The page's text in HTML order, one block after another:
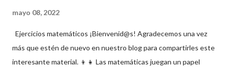
mayo 08, 2022
Ejercicios matemáticos ¡Bienvenid@s! Agradecemos una vez
más que estén de nuevo en nuestro blog para compartirles este
interesante material. 👦👧 Las matemáticas juegan un papel